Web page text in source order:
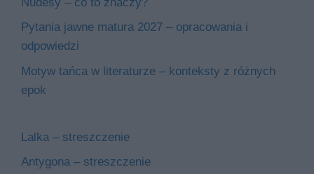
Pytania jawne matura 2027 – opracowania i
odpowiedzi
Motyw tańca w literaturze – konteksty z różnych
epok
Lalka – streszczenie
Antygona – streszczenie